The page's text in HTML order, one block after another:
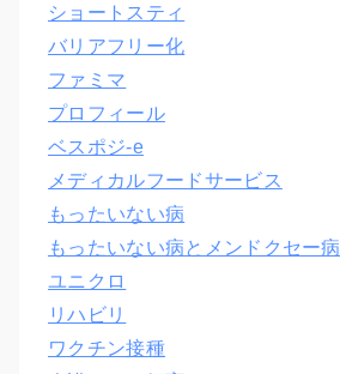
ショートスティ
バリアフリー化
ファミマ
プロフィール
ベスポジ-e
メディカルフードサービス
もったいない病
もったいない病とメンドクセー病
ユニクロ
リハビリ
ワクチン接種